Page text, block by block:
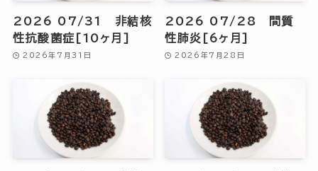
2026 07/31 非結核
性抗酸菌症[10ヶ月]
2026年7月31日
2026 07/28 間質
性肺炎[6ヶ月]
2026年7月28日